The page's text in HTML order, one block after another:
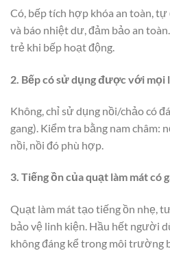
Có, bếp tích hợp khóa an toàn,
và báo nhiệt dư, đảm bảo an
trẻ khi bếp hoạt động.
2. Bếp có sử dụng được với mọi
Không, chỉ sử dụng nồi/chảo có
gang). Kiểm tra bằng nam châm:
nồi, nồi đó phù hợp.
3. Tiếng ồn của quạt làm mát có
Quạt làm mát tạo tiếng ồn nhẹ,
bảo vệ linh kiện. Hầu hết người
không đáng kể trong môi trường